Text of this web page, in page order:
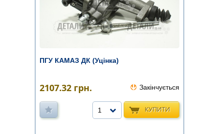
ПГУ КАМАЗ ДК (Уцінка)
2107.32 грн. Закінчується
КУПИТИ
1